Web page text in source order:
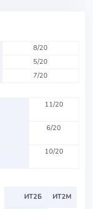
8/20
5/20
7/20
11/20
6/20
10/20
ИТ2Б
ИТ2М